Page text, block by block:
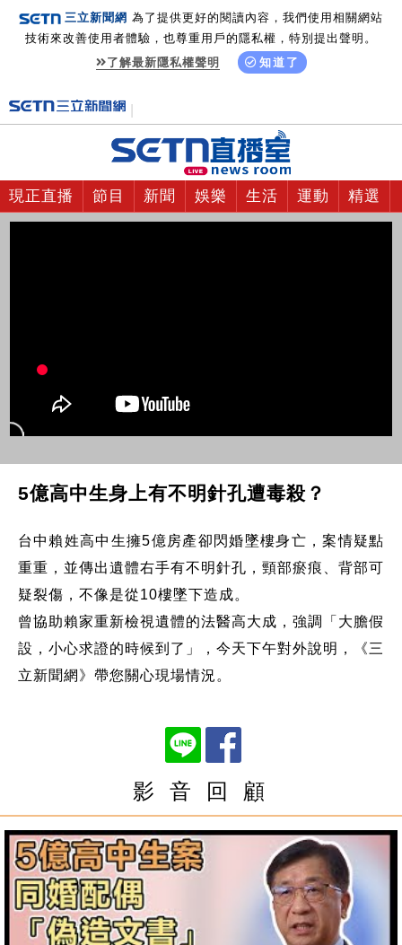
三立新聞網 為了提供更好的閱讀內容，我們使用相關網站
技術來改善使用者體驗，也尊重用戶的隱私權，特別提出聲明。
了解最新隱私權聲明
知道了
現正直播 節目 新聞 娛樂 生活 運動 精選
5億高中生身上有不明針孔遭毒殺？
台中賴姓高中生擁5億房產卻閃婚墜樓身亡，案情疑點
重重，並傳出遺體右手有不明針孔，頸部瘀痕、背部可
疑裂傷，不像是從10樓墜下造成。
曾協助賴家重新檢視遺體的法醫高大成，強調「大膽假
設，小心求證的時候到了」，今天下午對外說明，《三
立新聞網》帶您關心現場情況。
影 音 回 顧